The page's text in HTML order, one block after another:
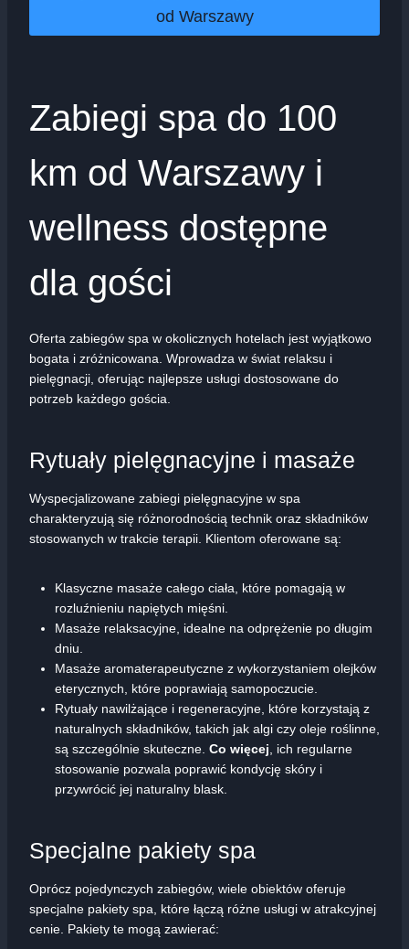
od Warszawy
Zabiegi spa do 100
km od Warszawy i
wellness dostępne
dla gości
Oferta zabiegów spa w okolicznych hotelach jest wyjątkowo
bogata i zróżnicowana. Wprowadza w świat relaksu i
pielęgnacji, oferując najlepsze usługi dostosowane do
potrzeb każdego gościa.
Rytuały pielęgnacyjne i masaże
Wyspecjalizowane zabiegi pielęgnacyjne w spa
charakteryzują się różnorodnością technik oraz składników
stosowanych w trakcie terapii. Klientom oferowane są:
Klasyczne masaże całego ciała, które pomagają w
rozluźnieniu napiętych mięśni.
Masaże relaksacyjne, idealne na odprężenie po długim
dniu.
Masaże aromaterapeutyczne z wykorzystaniem olejków
eterycznych, które poprawiają samopoczucie.
Rytuały nawilżające i regeneracyjne, które korzystają z
naturalnych składników, takich jak algi czy oleje roślinne,
są szczególnie skuteczne. Co więcej, ich regularne
stosowanie pozwala poprawić kondycję skóry i
przywrócić jej naturalny blask.
Specjalne pakiety spa
Oprócz pojedynczych zabiegów, wiele obiektów oferuje
specjalne pakiety spa, które łączą różne usługi w atrakcyjnej
cenie. Pakiety te mogą zawierać: